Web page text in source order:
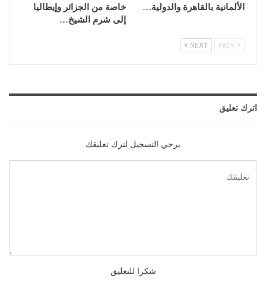
الألمانية بالقاهرة والدولية…
خاصة من الجزائر وإيطاليا
إلى شرم الشيخ…
NEXT
اترك تعليق
يرجي التسجيل لترك تعليقك
شكرا للتعليق